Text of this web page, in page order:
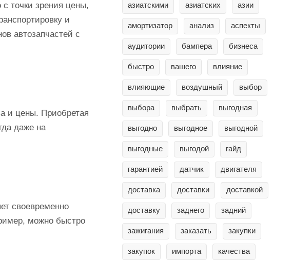
точки зрения цены,
и
автозапчастей с
и цены. Приобретая
даже на
своевременно
можно быстро
азиатскими азиатских азии
амортизатор анализ аспекты
аудитории бампера бизнеса
быстро вашего влияние
влияющие воздушный выбор
выбора выбрать выгодная
выгодно выгодное выгодной
выгодные выгодой гайд
гарантией датчик двигателя
доставка доставки доставкой
доставку заднего задний
зажигания заказать закупки
закупок импорта качества